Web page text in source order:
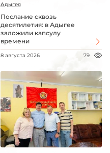
Адыгея
Послание сквозь
десятилетия: в Адыгее
заложили капсулу
времени
8 августа 2026 79